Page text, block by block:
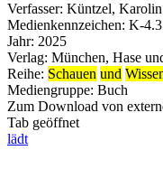
Verfasser: Küntzel, Karolin
Medienkennzeichen: K-4.3
Jahr: 2025
Verlag: München, Hase
Reihe: Schauen und
Mediengruppe: Buch
Zum Download von
Tab geöffnet
lädt